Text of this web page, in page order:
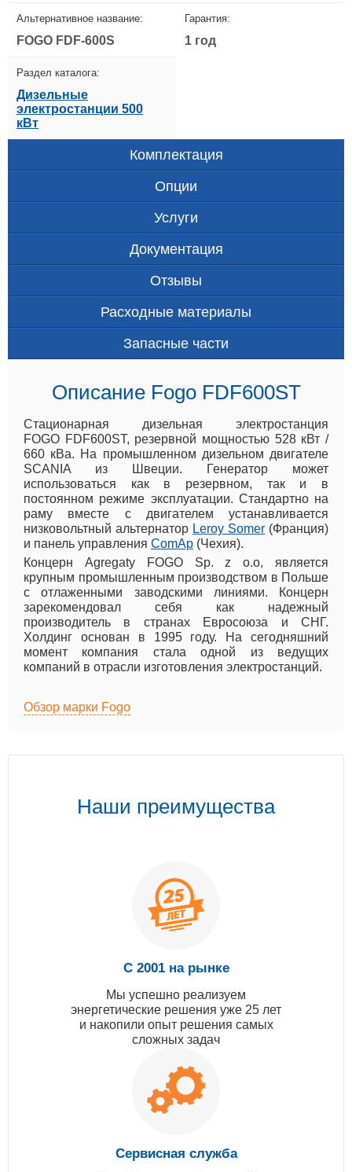
Альтернативное название:
FOGO FDF-600S
Гарантия:
1 год
Раздел каталога:
Дизельные
электростанции 500
кВт
Комплектация
Опции
Услуги
Документация
Отзывы
Расходные материалы
Запасные части
Описание Fogo FDF600ST
Стационарная дизельная электростанция
FOGO FDF600ST, резервной мощностью 528 кВт /
660 кВа. На промышленном дизельном двигателе
SCANIA из Швеции. Генератор может
использоваться как в резервном, так и в
постоянном режиме эксплуатации. Стандартно на
раму вместе с двигателем устанавливается
низковольтный альтернатор Leroy Somer (Франция)
и панель управления ComAp (Чехия).
Концерн Agregaty FOGO Sp. z o.o, является
крупным промышленным производством в Польше
с отлаженными заводскими линиями. Концерн
зарекомендовал себя как надежный
производитель в странах Евросоюза и СНГ.
Холдинг основан в 1995 году. На сегодняшний
момент компания стала одной из ведущих
компаний в отрасли изготовления электростанций.
Обзор марки Fogo
Наши преимущества
С 2001 на рынке
Мы успешно реализуем
энергетические решения уже 25 лет
и накопили опыт решения самых
сложных задач
Сервисная служба